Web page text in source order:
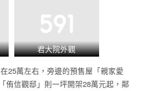
君大院外觀
25萬左右，旁邊的預售屋 「親家愛
「侑信觀邸」 則一坪開架28萬元起，鄰